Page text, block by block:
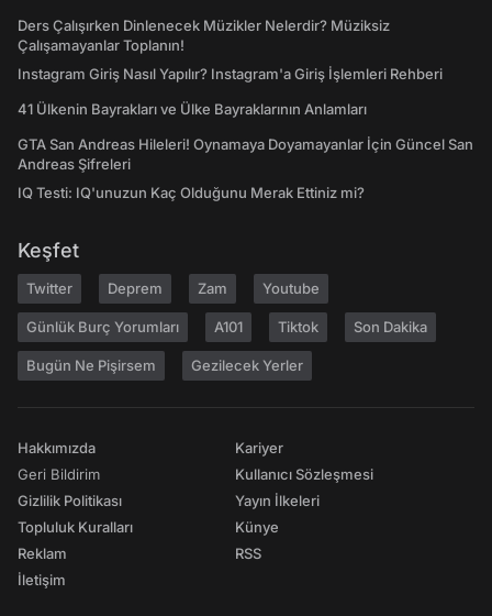
Ders Çalışırken Dinlenecek Müzikler Nelerdir? Müziksiz
Çalışamayanlar Toplanın!
Instagram Giriş Nasıl Yapılır? Instagram'a Giriş İşlemleri Rehberi
41 Ülkenin Bayrakları ve Ülke Bayraklarının Anlamları
GTA San Andreas Hileleri! Oynamaya Doyamayanlar İçin Güncel San
Andreas Şifreleri
IQ Testi: IQ'unuzun Kaç Olduğunu Merak Ettiniz mi?
Keşfet
Twitter Deprem Zam Youtube
Günlük Burç Yorumları A101 Tiktok Son Dakika
Bugün Ne Pişirsem Gezilecek Yerler
Hakkımızda
Geri Bildirim
Gizlilik Politikası
Topluluk Kuralları
Reklam
İletişim
Kariyer
Kullanıcı Sözleşmesi
Yayın İlkeleri
Künye
RSS